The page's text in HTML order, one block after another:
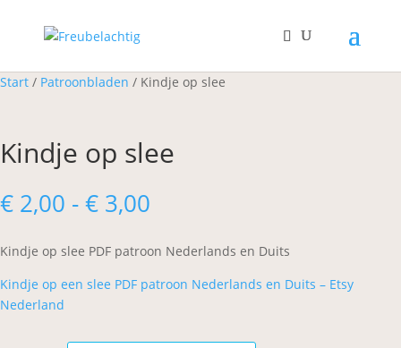
Start / Patroonbladen / Kindje op slee
Kindje op slee
€ 2,00 -€ 3,00
tot
€ 3,00
Kindje op slee PDF patroon Nederlands en Duits
Kindje op een slee PDF patroon Nederlands en Duits – Etsy
Nederland